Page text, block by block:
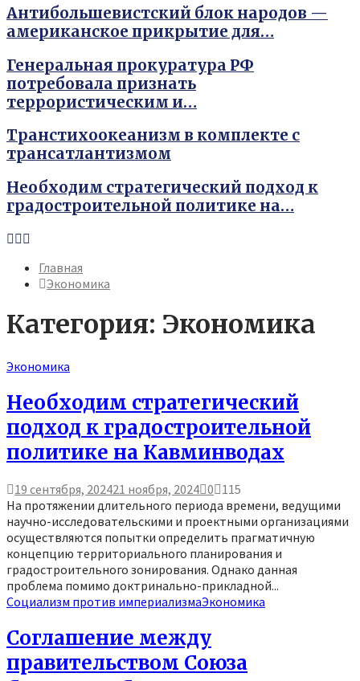
Антибольшевистский блок народов —
американское прикрытие для…
Генеральная прокуратура РФ
потребовала признать
террористическим и…
Транстихоокеанизм в комплекте с
трансатлантизмом
Необходим стратегический подход к
градостроительной политике на…
Youtube
Vk
Главная
Экономика
Категория: Экономика
Экономика
Необходим стратегический
подход к градостроительной
политике на Кавминводах
19 сентября, 202421 ноября, 2024 0 115
На протяжении длительного периода времени, ведущими
научно-исследовательскими и проектными организациями
осуществляются попытки определить прагматичную
концепцию территориального планирования и
градостроительного зонирования. Однако данная
проблема помимо доктринально-прикладной...
Социализм против империализмаЭкономика
Соглашение между
правительством Союза